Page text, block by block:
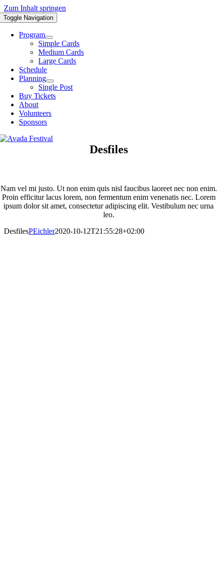
Zum Inhalt springen
Toggle Navigation
Program
Simple Cards
Medium Cards
Large Cards
Schedule
Planning
Single Post
Buy Tickets
About
Volunteers
Sponsors
Desfiles
Nam vel mi justo. Ut non enim quis nisl faucibus laoreet nec non enim.
Proin efficitur lacus lorem, non fermentum enim venenatis nec. Lorem
ipsum dolor sit amet, consectetur adipiscing elit. Vestibulum nec urna
leo.
DesfilesPEichler2020-10-12T21:55:28+02:00